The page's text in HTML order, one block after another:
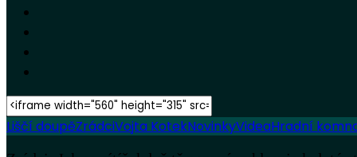
Liščí doupěZrádciVojta KotekNovinkyVideaHradní